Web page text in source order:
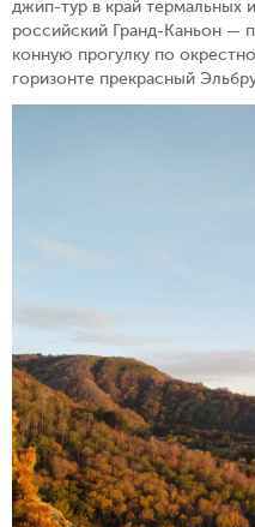
джип-тур в край термальных
российский Гранд-Каньон —
конную прогулку по
горизонте прекрасный